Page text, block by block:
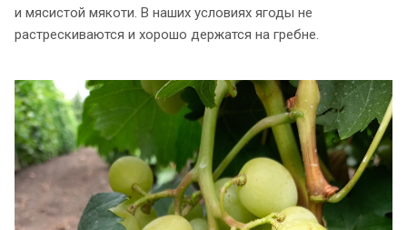
и мясистой мякоти. В наших условиях ягоды не
растрескиваются и хорошо держатся на гребне.